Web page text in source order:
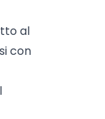
al
con